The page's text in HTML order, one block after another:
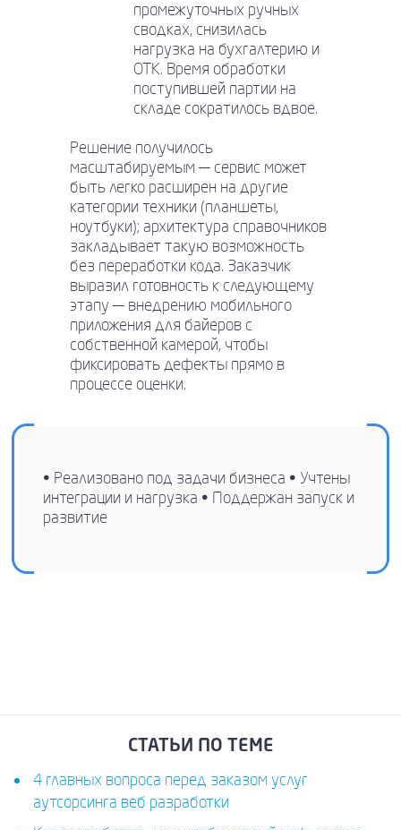
промежуточных ручных
сводках, снизилась
нагрузка на бухгалтерию и
ОТК. Время обработки
поступившей партии на
складе сократилось вдвое.
Решение получилось
масштабируемым — сервис может
быть легко расширен на другие
категории техники (планшеты,
ноутбуки); архитектура справочников
закладывает такую возможность
без переработки кода. Заказчик
выразил готовность к следующему
этапу — внедрению мобильного
приложения для байеров с
собственной камерой, чтобы
фиксировать дефекты прямо в
процессе оценки.
• Реализовано под задачи бизнеса • Учтены
интеграции и нагрузка • Поддержан запуск и
развитие
СТАТЬИ ПО ТЕМЕ
4 главных вопроса перед заказом услуг
аутсорсинга веб разработки